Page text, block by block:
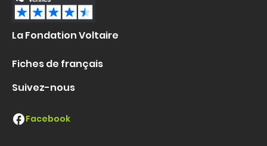
La Fondation Voltaire
Fiches de français
Suivez-nous
Facebook